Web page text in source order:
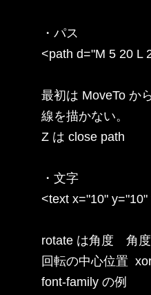
・パス
<path d="M 5 20 L
最初は MoveTo か
線を描かない。
Z は close path
・文字
<text x="10"
rotate は角度　角
回転の中心位置
font-family の例